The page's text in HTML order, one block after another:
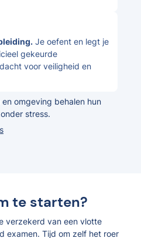
Je oefent en legt je
gekeurde
voor veiligheid en
omgeving behalen hun
stress.
te starten?
verzekerd van een vlotte
examen. Tijd om zelf het roer